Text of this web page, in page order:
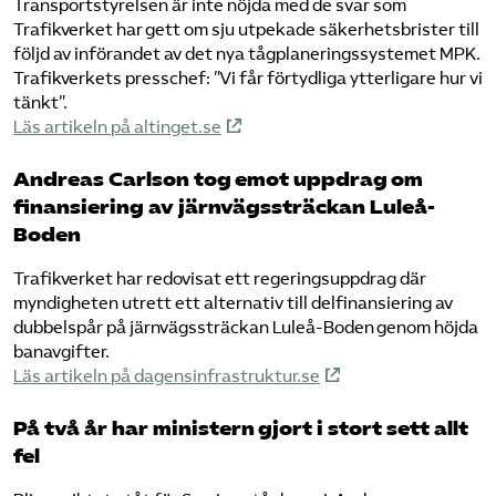
Transportstyrelsen är inte nöjda med de svar som
Trafikverket har gett om sju utpekade säkerhetsbrister till
följd av införandet av det nya tågplaneringssystemet MPK.
Trafikverkets presschef: ”Vi får förtydliga ytterligare hur vi
tänkt”.
Läs artikeln på altinget.se
Andreas Carlson tog emot uppdrag om
finansiering av järnvägssträckan Luleå-
Boden
Trafikverket har redovisat ett regeringsuppdrag där
myndigheten utrett ett alternativ till delfinansiering av
dubbelspår på järnvägssträckan Luleå-Boden genom höjda
banavgifter.
Läs artikeln på dagensinfrastruktur.se
På två år har ministern gjort i stort sett allt
fel